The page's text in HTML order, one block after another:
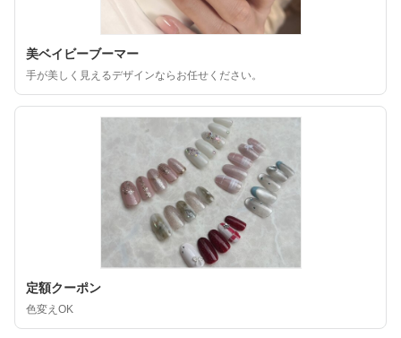
美ベイビーブーマー
手が美しく見えるデザインならお任せください。
定額クーポン
色変えOK